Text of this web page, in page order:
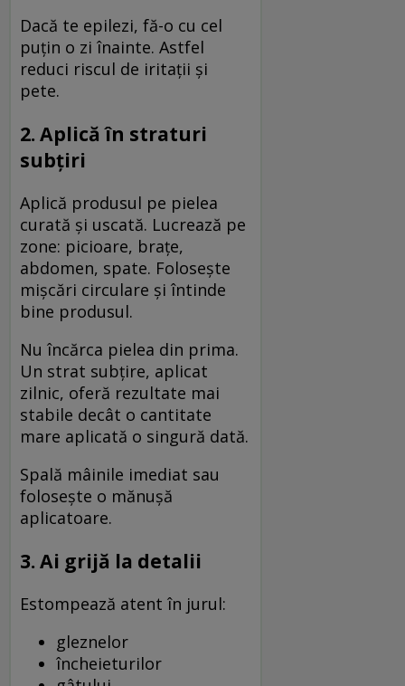
Dacă te epilezi, fă-o cu cel
puțin o zi înainte. Astfel
reduci riscul de iritații și
pete.
2. Aplică în straturi
subțiri
Aplică produsul pe pielea
curată și uscată. Lucrează pe
zone: picioare, brațe,
abdomen, spate. Folosește
mișcări circulare și întinde
bine produsul.
Nu încărca pielea din prima.
Un strat subțire, aplicat
zilnic, oferă rezultate mai
stabile decât o cantitate
mare aplicată o singură dată.
Spală mâinile imediat sau
folosește o mănușă
aplicatoare.
3. Ai grijă la detalii
Estompează atent în jurul:
gleznelor
încheieturilor